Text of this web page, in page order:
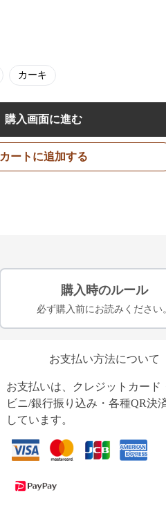
カーキ
購入画面に進む
カートに追加する
購入時のルール
必ず購入前にお読みください
お支払い方法について
お支払いは、クレジットカード
ビニ/銀行振り込み・各種QR決
しています。